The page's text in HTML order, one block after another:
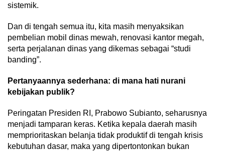
sistemik.
Dan di tengah semua itu, kita masih menyaksikan
pembelian mobil dinas mewah, renovasi kantor megah,
serta perjalanan dinas yang dikemas sebagai “studi
banding”.
Pertanyaannya sederhana: di mana hati nurani
kebijakan publik?
Peringatan Presiden RI, Prabowo Subianto, seharusnya
menjadi tamparan keras. Ketika kepala daerah masih
memprioritaskan belanja tidak produktif di tengah krisis
kebutuhan dasar, maka yang dipertontonkan bukan